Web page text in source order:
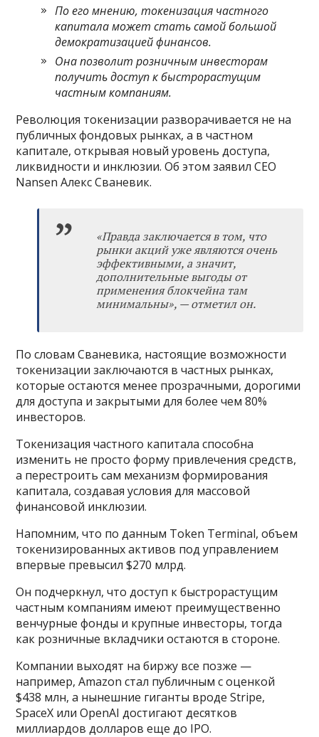
По его мнению, токенизация частного
капитала может стать самой большой
демократизацией финансов.
Она позволит розничным инвесторам
получить доступ к быстрорастущим
частным компаниям.
Революция токенизации разворачивается не на
публичных фондовых рынках, а в частном
капитале, открывая новый уровень доступа,
ликвидности и инклюзии. Об этом заявил CEO
Nansen Алекс Сваневик.
«Правда заключается в том, что
рынки акций уже являются очень
эффективными, а значит,
дополнительные выгоды от
применения блокчейна там
минимальны», —отметил он.
По словам Сваневика, настоящие возможности
токенизации заключаются в частных рынках,
которые остаются менее прозрачными, дорогими
для доступа и закрытыми для более чем 80%
инвесторов.
Токенизация частного капитала способна
изменить не просто форму привлечения средств,
а перестроить сам механизм формирования
капитала, создавая условия для массовой
финансовой инклюзии.
Напомним, что по данным Token Terminal, объем
токенизированных активов под управлением
впервые превысил $270 млрд.
Он подчеркнул, что доступ к быстрорастущим
частным компаниям имеют преимущественно
венчурные фонды и крупные инвесторы, тогда
как розничные вкладчики остаются в стороне.
Компании выходят на биржу все позже —
например, Amazon стал публичным с оценкой
$438 млн, а нынешние гиганты вроде Stripe,
SpaceX или OpenAI достигают десятков
миллиардов долларов еще до IPO.